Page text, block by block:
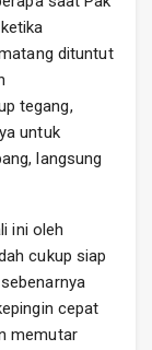
dituntut
tegang,
untuk
langsung
ini oleh
cukup siap
cepat
memutar